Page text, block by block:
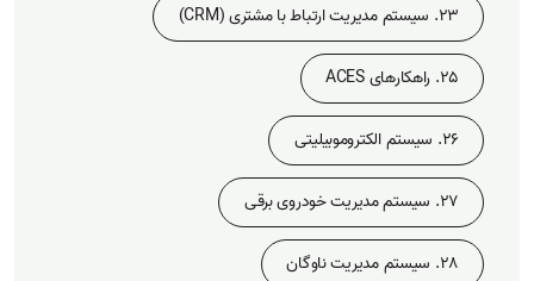
23. سیستم مدیریت ارتباط با مشتری (CRM)
25. راهکارهای ACES
26. سیستم الکتروموبیلیتی
27. سیستم مدیریت خودروی برقی
28. سیستم مدیریت ناوگان